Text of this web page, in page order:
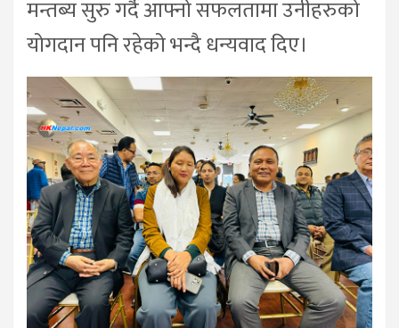
मन्तब्य सुरु गर्दै आफ्नो सफलतामा उनीहरुको
योगदान पनि रहेको भन्दै धन्यवाद दिए।